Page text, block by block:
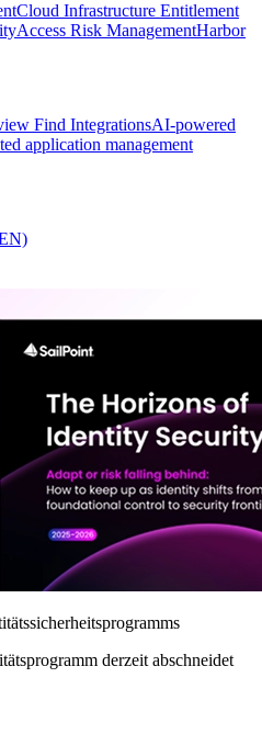
Cloud Infrastructure Entitlement
Access Risk ManagementHarbor
Find IntegrationsAI-powered
application management
derzeit abschneidet